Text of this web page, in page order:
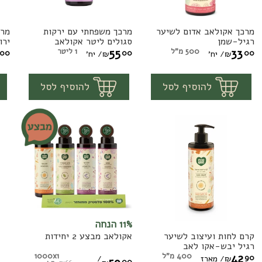
מרכך
אקולאב
אדום
לשיער
מרכך אקולאב אדום לשיער
רגיל-שמן
00
33
₪/ יח' 500 מ"ל
להוסיף לסל
1 יח'
מרכך
משפחתי
עם
ירקות
ליטר
אקולאב
מרכך משפחתי עם ירקות
סגולים ליטר אקולאב
00
55
₪/ יח' 1 ליטר
להוסיף לסל
1 יח'
00
קרם
לחות
קרם לחות ועיצוב לשיער
רגיל יבש-אקו לאב
90
42
₪/ מארז 400 מ"ל
11% הנחה
אקולאב
מבצע
אקולאב מבצע 2 יחידות
/
1000x1